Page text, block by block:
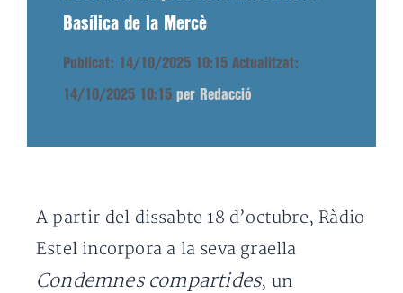
Basílica de la Mercè
Publicat: 14/10/2025 10:15 Actualitzat:
14/10/2025 10:15 per Redacció
A partir del dissabte 18 d’octubre, Ràdio
Estel incorpora a la seva graella
Condemnes compartides, un